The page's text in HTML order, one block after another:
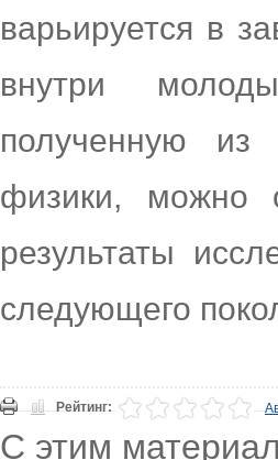
варьируется в
внутри
полученную из
физики, можно
результаты
следующего
Рейтинг:
С этим